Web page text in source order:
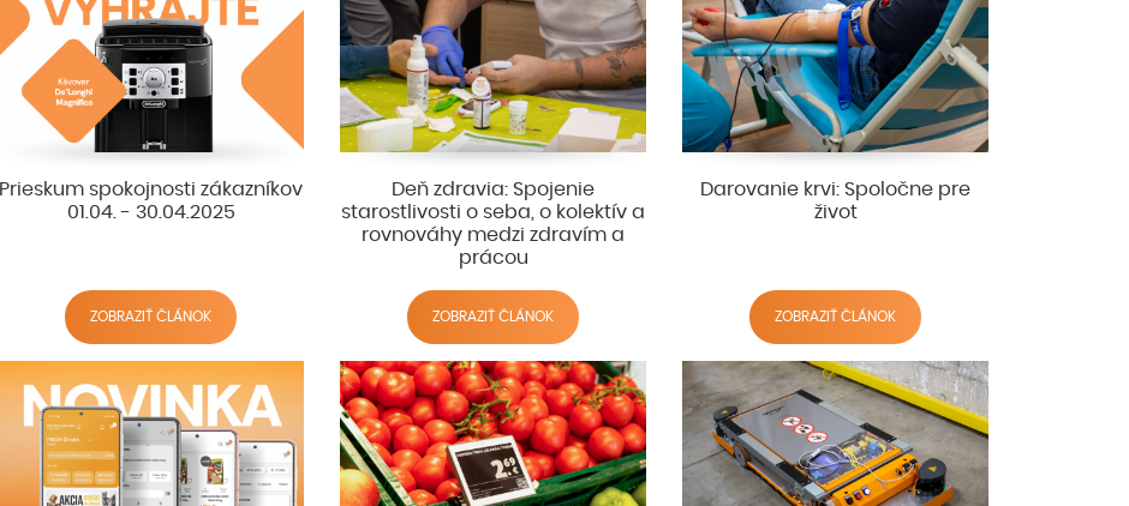
Prieskum spokojnosti zákazníkov
01.04. - 30.04.2025
ZOBRAZIŤ ČLÁNOK
Deň zdravia: Spojenie
starostlivosti o seba, o kolektív a
rovnováhy medzi zdravím a
prácou
ZOBRAZIŤ ČLÁNOK
Darovanie krvi: Spoločne pre
život
ZOBRAZIŤ ČLÁNOK